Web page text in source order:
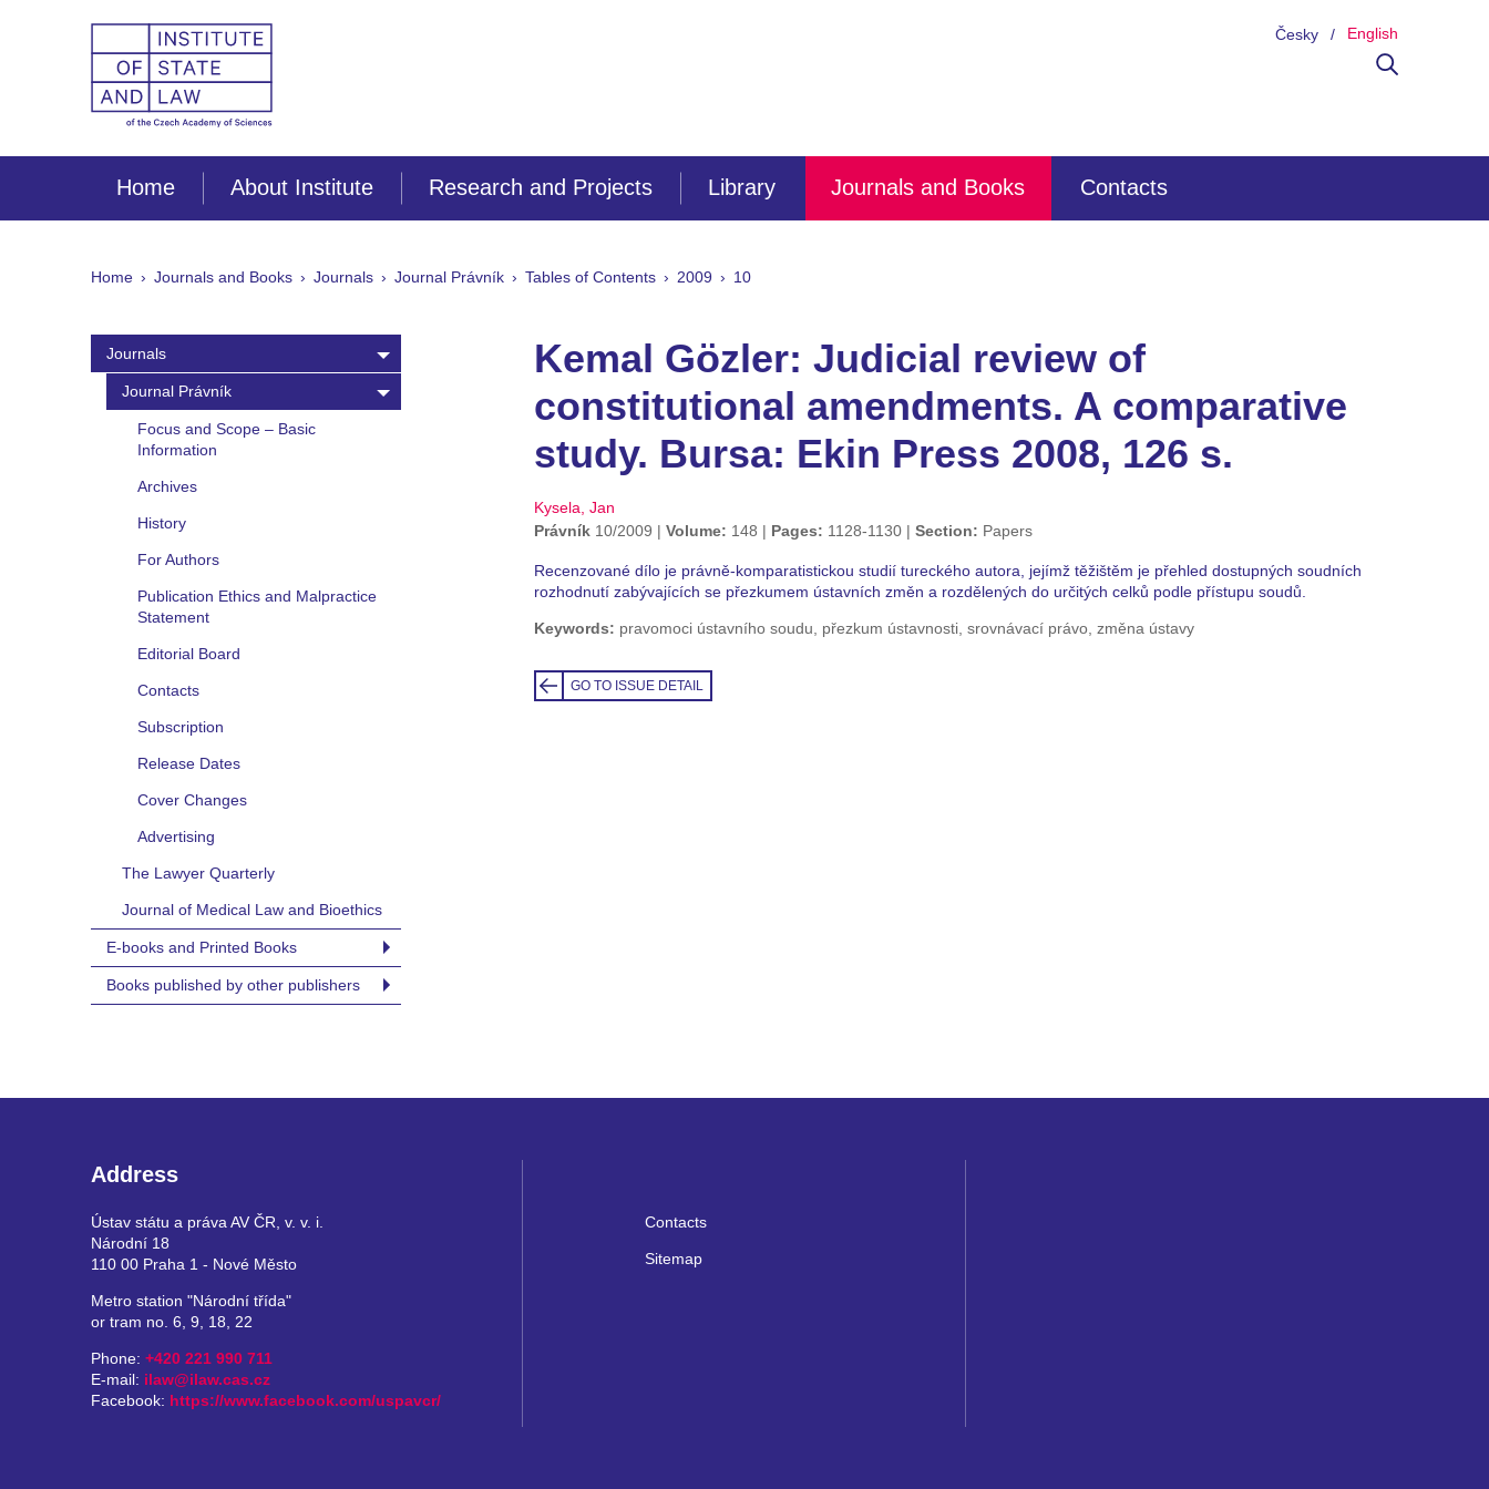
Česky English
Home About Institute Research and Projects Library Journals and Books Contacts
Home Journals and Books Journals Journal Právník Tables of Contents 2009 10
Journals
Journal Právník
Focus and Scope – Basic
Information
Archives
History
For Authors
Publication Ethics and Malpractice
Statement
Editorial Board
Contacts
Subscription
Release Dates
Cover Changes
Advertising
The Lawyer Quarterly
Journal of Medical Law and Bioethics
E-books and Printed Books
Books published by other publishers
Kemal Gözler: Judicial review of
constitutional amendments. A comparative
study. Bursa: Ekin Press 2008, 126 s.
Kysela, Jan
Právník10/2009 Volume: 148 Pages: 1128-1130 Section: Papers
Recenzované dílo je právně-komparatistickou studií tureckého autora, jejímž těžištěm je přehled dostupných soudních
rozhodnutí zabývajících se přezkumem ústavních změn a rozdělených do určitých celků podle přístupu soudů.
Keywords: pravomoci ústavního soudu, přezkum ústavnosti, srovnávací právo, změna ústavy
GO TO ISSUE DETAIL
Address
Ústav státu a práva AV ČR, v. v. i.
Národní 18
110 00 Praha 1 - Nové Město
Metro station "Národní třída"
or tram no. 6, 9, 18, 22
Phone: +420 221 990 711
E-mail: ilaw@ilaw.cas.cz
Facebook: https://www.facebook.com/uspavcr/
Contacts
Sitemap